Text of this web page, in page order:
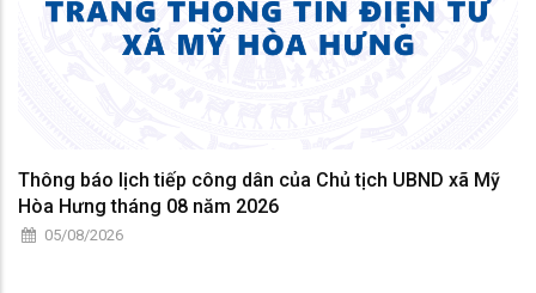
Thông báo lịch tiếp công dân của Chủ tịch UBND xã Mỹ
Hòa Hưng tháng 08 năm 2026
05/08/2026